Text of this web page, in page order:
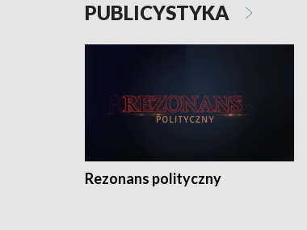
PUBLICYSTYKA
Rezonans polityczny